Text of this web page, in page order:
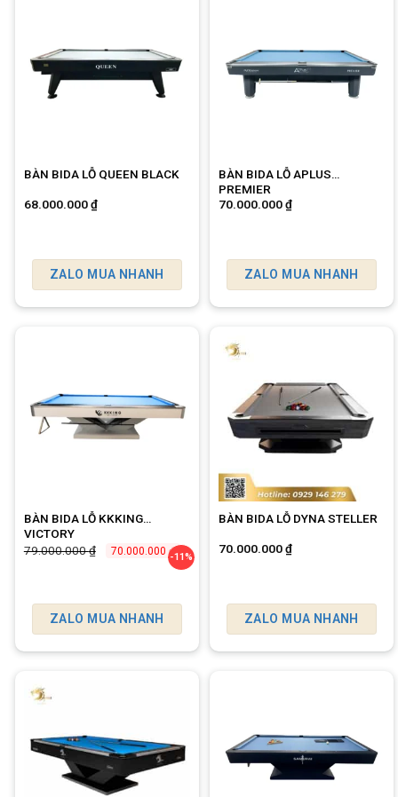
BÀN BIDA LỖ QUEEN BLACK
68.000.000₫
ZALO MUA NHANH
BÀN BIDA LỖ APLUS
PREMIER
70.000.000₫
ZALO MUA NHANH
-11%
BÀN BIDA LỖ KKKING
VICTORY
79.000.000₫
Giá
70.000.000 ₫ Giá
hiện
tại
ZALO MUA NHANH
BÀN BIDA LỖ DYNA STELLER
70.000.000₫
ZALO MUA NHANH